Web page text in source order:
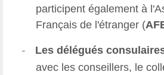
participent également à
Français de l'étranger (
- Les délégués
avec les conseillers, le